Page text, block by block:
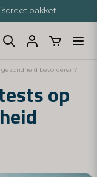
pakket
bevorderen?
op